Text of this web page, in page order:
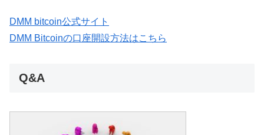
DMM bitcoin公式サイト
DMM Bitcoinの口座開設方法はこちら
Q&A